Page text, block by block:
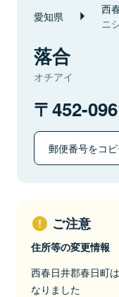
愛知県 西
ニ
落合
オチアイ
452-
郵便番号をコ
ご注意
住所等の変更情報
西春日井郡春日町
なりました